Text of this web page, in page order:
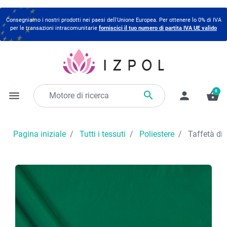
Consegniamo i nostri prodotti nei paesi dell'Unione Europea. Per ottenere lo 0% di IVA
per le transazioni intracomunitarie forniscici il tuo numero di partita IVA UE valido
menu  person shopping_basket
0
Pagina iniziale Tutti i tessuti Poliestere Taffetà di